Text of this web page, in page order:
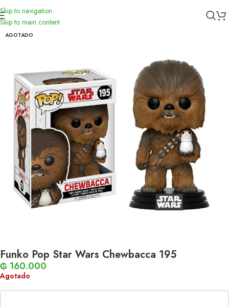
Skip to navigation
Skip to main content
Inicio Funko
AGOTADO
Funko Pop Star Wars Chewbacca 195
₲ 160.000
Agotado